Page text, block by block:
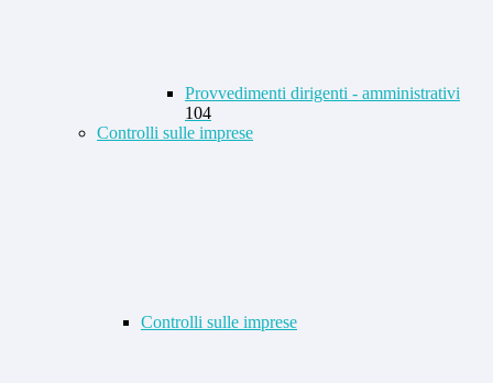
Provvedimenti dirigenti - amministrativi
104
Controlli sulle imprese
Controlli sulle imprese